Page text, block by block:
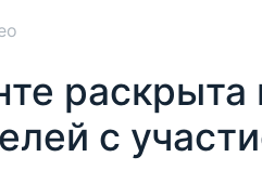
раскрыта
с